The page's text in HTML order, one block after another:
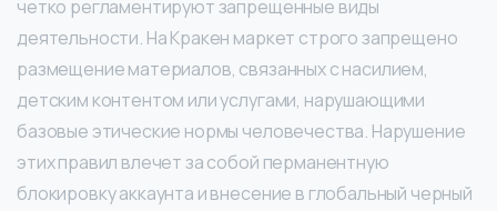
четко регламентируют запрещенные виды
деятельности. На Кракен маркет строго запрещено
размещение материалов, связанных с насилием,
детским контентом или услугами, нарушающими
базовые этические нормы человечества. Нарушение
этих правил влечет за собой перманентную
блокировку аккаунта и внесение в глобальный черный